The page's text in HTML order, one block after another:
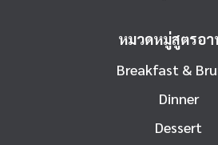
หมวดหมู่สูตรอา
Breakfast &
Dinner
Dessert